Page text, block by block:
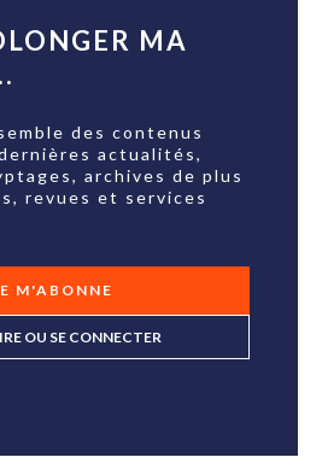
MA
des contenus
actualités,
archives de plus
revues et services
M'ABONNE
OU SE CONNECTER